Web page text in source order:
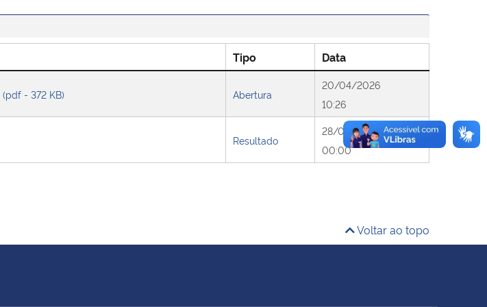
Tipo Data
(pdf - 372 KB) Abertura
20/04/2026
10:26
Resultado
28/04/2026
00:00
Voltar ao topo